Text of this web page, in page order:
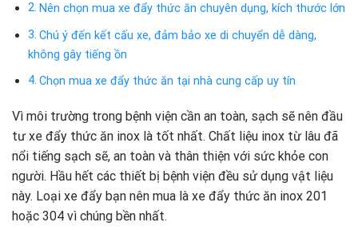
Nên chọn mua xe đẩy thức ăn chuyên dụng, kích thước lớn
Chú ý đến kết cấu xe, đảm bảo xe di chuyển dễ dàng,
không gây tiếng ồn
Chọn mua xe đẩy thức ăn tại nhà cung cấp uy tín
Vì môi trường trong bệnh viện cần an toàn, sạch sẽ nên đầu
tư xe đẩy thức ăn inox là tốt nhất. Chất liệu inox từ lâu đã
nổi tiếng sạch sẽ, an toàn và thân thiện với sức khỏe con
người. Hầu hết các thiết bị bệnh viện đều sử dụng vật liệu
này. Loại xe đẩy bạn nên mua là xe đẩy thức ăn inox 201
hoặc 304 vì chúng bền nhất.